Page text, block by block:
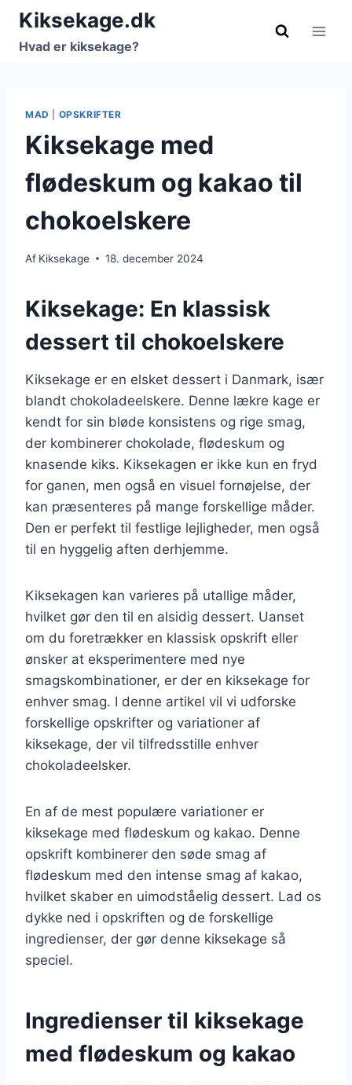
Fortsæt
indhold
Kiksekage.dk
Hvad er kiksekage?
MAD OPSKRIFTER
Kiksekage med
flødeskum og kakao til
chokoelskere
Af Kiksekage 18. december 2024
Kiksekage: En klassisk
dessert til chokoelskere
Kiksekage er en elsket dessert i Danmark, især
blandt chokoladeelskere. Denne lækre kage er
kendt for sin bløde konsistens og rige smag,
der kombinerer chokolade, flødeskum og
knasende kiks. Kiksekagen er ikke kun en fryd
for ganen, men også en visuel fornøjelse, der
kan præsenteres på mange forskellige måder.
Den er perfekt til festlige lejligheder, men også
til en hyggelig aften derhjemme.
Kiksekagen kan varieres på utallige måder,
hvilket gør den til en alsidig dessert. Uanset
om du foretrækker en klassisk opskrift eller
ønsker at eksperimentere med nye
smagskombinationer, er der en kiksekage for
enhver smag. I denne artikel vil vi udforske
forskellige opskrifter og variationer af
kiksekage, der vil tilfredsstille enhver
chokoladeelsker.
En af de mest populære variationer er
kiksekage med flødeskum og kakao. Denne
opskrift kombinerer den søde smag af
flødeskum med den intense smag af kakao,
hvilket skaber en uimodståelig dessert. Lad os
dykke ned i opskriften og de forskellige
ingredienser, der gør denne kiksekage så
speciel.
Ingredienser til kiksekage
med flødeskum og kakao